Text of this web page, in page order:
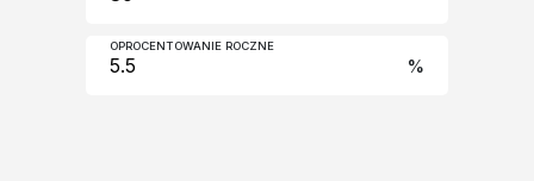
OPROCENTOWANIE ROCZNE
%